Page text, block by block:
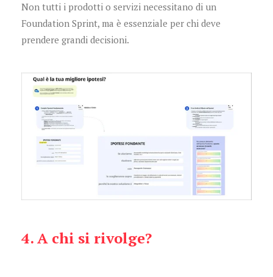
Non tutti i prodotti o servizi necessitano di un
Foundation Sprint, ma è essenziale per chi deve
prendere grandi decisioni.
4. A chi si rivolge?